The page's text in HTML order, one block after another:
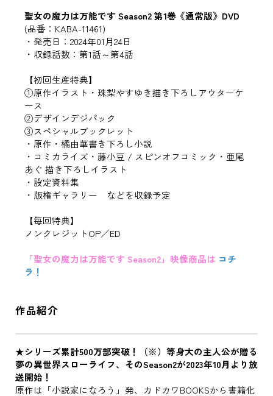
聖女の魔力は万能です Season2 第1巻《通常版》DVD
(品番：KABA-11461)
・発売日：2024年01月24日
・収録話数：第1話～第4話
【初回生産特典】
①原作イラスト・珠梨やすゆき描き下ろしアウターケ
ース
②デザインデジパック
③スペシャルブックレット
・原作・橘由華書き下ろし小説
・コミカライズ・藤小豆 / スピンオフコミック・亜尾
あぐ 描き下ろしイラスト
・設定資料集
・版権ギャラリー などを収録予定
【毎回特典】
ノンクレジットOP／ED
「聖女の魔力は万能です Season2」映像商品は コチ
ラ！
作品紹介
★シリーズ累計500万部突破！ （※） 等身大の主人公が贈る
夢の異世界スローライフ、そのSeason2が2023年10月より放
送開始！
原作は「小説家になろう」発、カドカワBOOKSから書籍化